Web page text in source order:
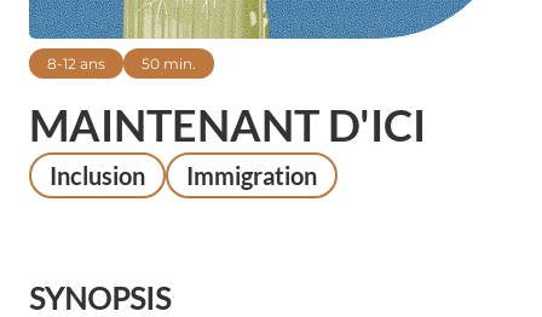
MAINTENANT D'ICI
Inclusion Immigration
8-12 ans 50 min.
SYNOPSIS